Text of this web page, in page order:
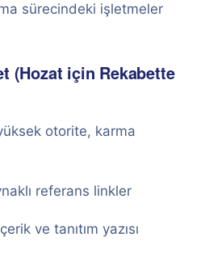
sürecindeki işletmeler
(Hozat için Rekabette
otorite, karma
referans linkler
ve tanıtım yazısı